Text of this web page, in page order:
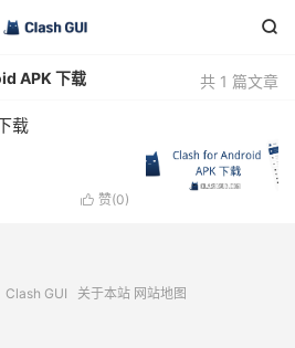

共 1 篇文章
APK 下载
载
 赞(0)
Clash GUI 关于本站 网站地图